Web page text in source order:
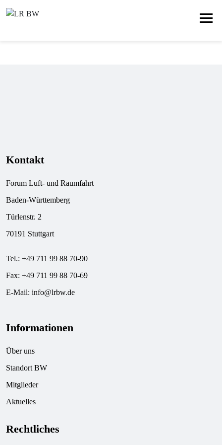
Kontakt
Forum Luft- und Raumfahrt
Baden-Württemberg
Türlenstr. 2
70191 Stuttgart
Tel.: +49 711 99 88 70-90
Fax: +49 711 99 88 70-69
E-Mail: info@lrbw.de
Informationen
Über uns
Standort BW
Mitglieder
Aktuelles
Rechtliches